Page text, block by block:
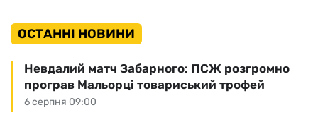
ОСТАННІ НОВИНИ
6 серпня 09:00
Невдалий матч Забарного: ПСЖ розгромно
програв Мальорці товариський трофей